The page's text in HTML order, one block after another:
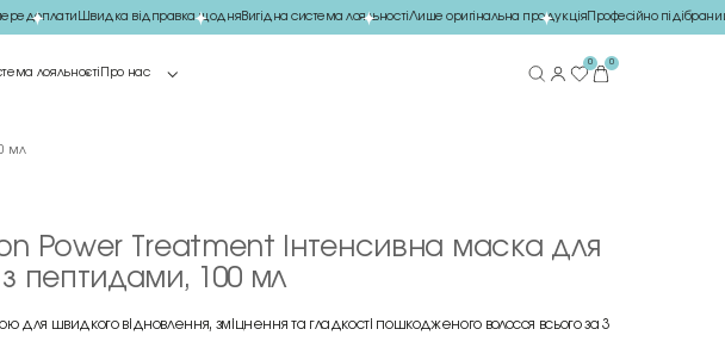
Швидка відправка щодняВигідна система лояльностіЛише оригінальна продукціяПрофесійно підібраний
лояльності Про нас
0 0
мл
Power Treatment Інтенсивна маска для
пептидами, 100 мл
для швидкого відновлення, зміцнення та гладкості пошкодженого волосся всього за 3